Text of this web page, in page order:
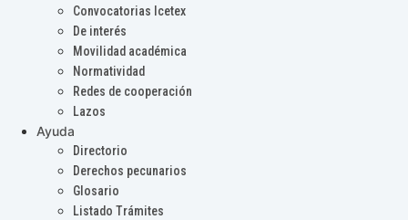
Convocatorias Icetex
De interés
Movilidad académica
Normatividad
Redes de cooperación
Lazos
Ayuda
Directorio
Derechos pecunarios
Glosario
Listado Trámites